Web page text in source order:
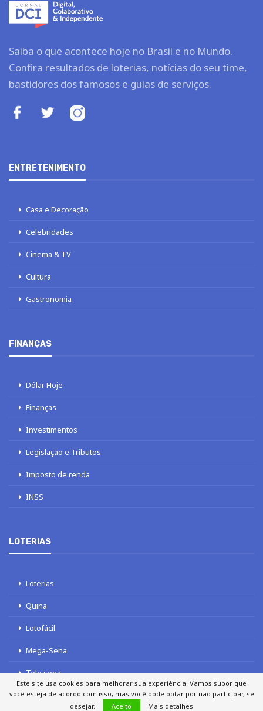
Saiba o que acontece hoje no Brasil e no Mundo.
Confira resultados de loterias, notícias do seu time,
bastidores dos famosos e guias de serviços.
ENTRETENIMENTO
Casa e Decoração
Celebridades
Cinema & TV
Cultura
Gastronomia
FINANÇAS
Dólar Hoje
Finanças
Investimentos
Legislação e Tributos
Imposto de renda
INSS
LOTERIAS
Loterias
Quina
Lotofácil
Mega-Sena
Tele sena
Este site usa cookies para melhorar sua experiência. Vamos supor que
você esteja de acordo com isso, mas você pode optar por não participar, se
desejar.
Aceito Mais detalhes